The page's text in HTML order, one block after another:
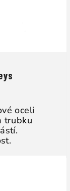
oceli
trubku